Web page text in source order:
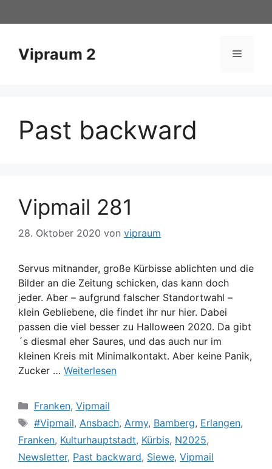
Inhalt
Vipraum 2 Menü
Past backward
Vipmail 281
28. Oktober 2020 von vipraum
Servus mitnander, große Kürbisse ablichten und die
Bilder an die Zeitung schicken, das kann doch
jeder. Aber – aufgrund falscher Standortwahl –
klein Gebliebene, die findet ihr nur hier. Dabei
passen die viel besser zu Halloween 2020. Da gibt
´s diesmal eher Saures, und das auch nur im
kleinen Kreis mit Minimalkontakt. Aber keine Panik,
Zucker … Weiterlesen
Kategorien
Franken, Vipmail
Schlagwörter
#Vipmail, Ansbach, Army, Bamberg, Erlangen,
Franken, Kulturhauptstadt, Kürbis, N2025,
Newsletter, Past backward, Siewe, Vipmail